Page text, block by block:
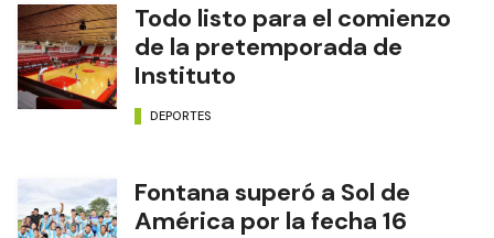
Todo listo para el comienzo
de la pretemporada de
Instituto
DEPORTES
Fontana superó a Sol de
América por la fecha 16